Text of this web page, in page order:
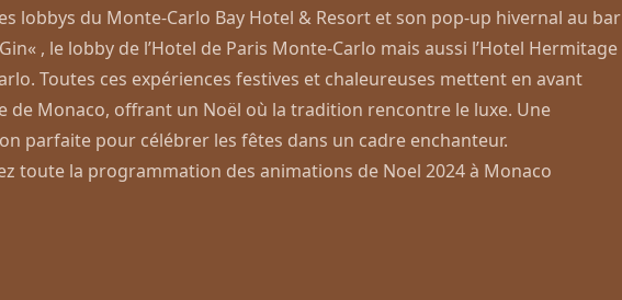
lobbys du Monte-Carlo Bay Hotel & Resort et son pop-up hivernal au bar
« , le lobby de l’Hotel de Paris Monte-Carlo mais aussi l’Hotel Hermitage
Toutes ces expériences festives et chaleureuses mettent en avant
de Monaco, offrant un Noël où la tradition rencontre le luxe. Une
parfaite pour célébrer les fêtes dans un cadre enchanteur​.
toute la programmation des animations de Noel 2024 à Monaco